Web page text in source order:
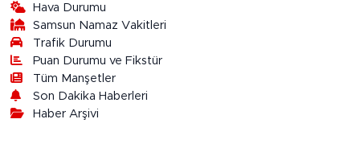
Hava Durumu
Samsun Namaz Vakitleri
Trafik Durumu
Puan Durumu ve Fikstür
Tüm Manşetler
Son Dakika Haberleri
Haber Arşivi